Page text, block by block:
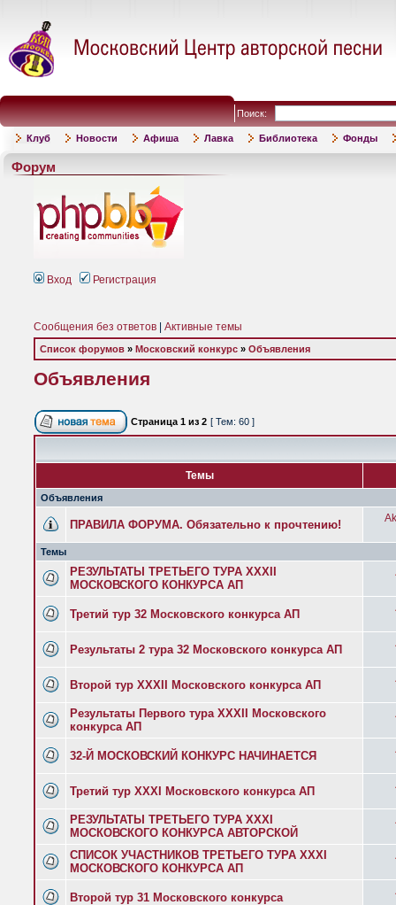
Поиск:
Клуб Новости Афиша Лавка Библиотека Фонды
Форум
Вход Регистрация
Сообщения без ответов Активные темы
Список форумов » Московский конкурс » Объявления
Объявления
Страница 1 из 2 [ Тем: 60 ]
Темы
Объявления
ПРАВИЛА ФОРУМА. Обязательно к прочтению!
Темы
РЕЗУЛЬТАТЫ ТРЕТЬЕГО ТУРА XXXII
МОСКОВСКОГО КОНКУРСА АП
Третий тур 32 Московского конкурса АП
Результаты 2 тура 32 Московского конкурса АП
Второй тур XXXII Московского конкурса АП
Результаты Первого тура XXXII Московского
конкурса АП
32-Й МОСКОВСКИЙ КОНКУРС НАЧИНАЕТСЯ
Третий тур XXXI Московского конкурса АП
РЕЗУЛЬТАТЫ ТРЕТЬЕГО ТУРА XXXI
МОСКОВСКОГО КОНКУРСА АВТОРСКОЙ
СПИСОК УЧАСТНИКОВ ТРЕТЬЕГО ТУРА XXXI
МОСКОВСКОГО КОНКУРСА АП
Второй тур 31 Московского конкурса